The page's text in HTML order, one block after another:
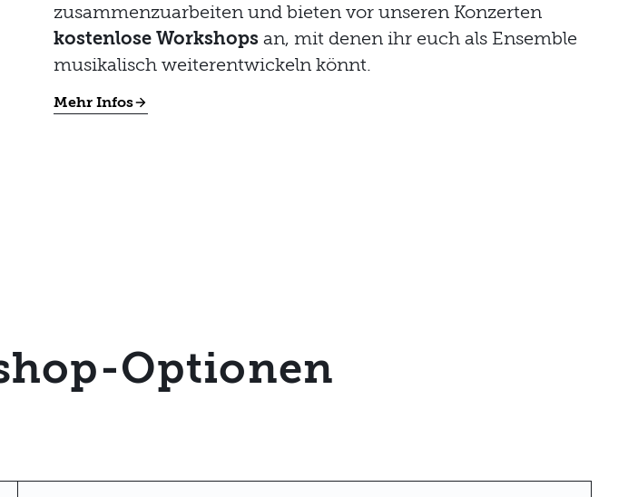
zusammenzuarbeiten und bieten vor unseren Konzerten
kostenlose Workshops an, mit denen ihr euch als Ensemble
musikalisch weiterentwickeln könnt.
Mehr Infos
Optionen